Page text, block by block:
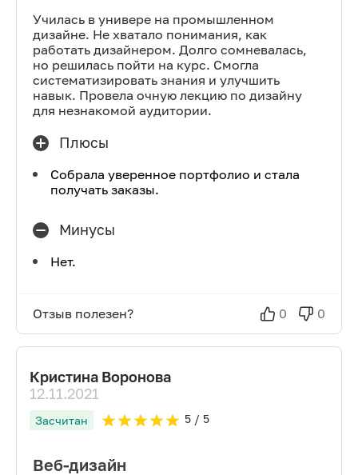
Училась в универе на промышленном
дизайне. Не хватало понимания, как
работать дизайнером. Долго сомневалась,
но решилась пойти на курс. Смогла
систематизировать знания и улучшить
навык. Провела очную лекцию по дизайну
для незнакомой аудитории.
Плюсы
Собрала уверенное портфолио и стала
получать заказы.
Минусы
Нет.
Отзыв полезен? 0 0
Кристина Воронова
12.11.2021
Засчитан 5/ 5
Веб-дизайн